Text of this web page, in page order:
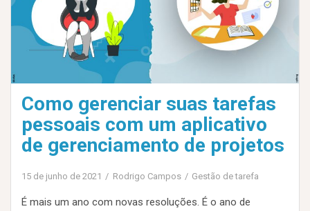
Como gerenciar suas tarefas
pessoais com um aplicativo
de gerenciamento de projetos
15 de junho de 2021 Rodrigo Campos Gestão de tarefa
É mais um ano com novas resoluções. É o ano de